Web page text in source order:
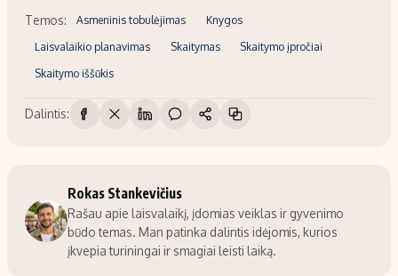
Temos: Asmeninis tobulėjimas Knygos
Laisvalaikio planavimas Skaitymas Skaitymo įpročiai
Skaitymo iššūkis
Dalintis:
Rokas Stankevičius
Rašau apie laisvalaikį, įdomias veiklas ir gyvenimo
būdo temas. Man patinka dalintis idėjomis, kurios
įkvepia turiningai ir smagiai leisti laiką.